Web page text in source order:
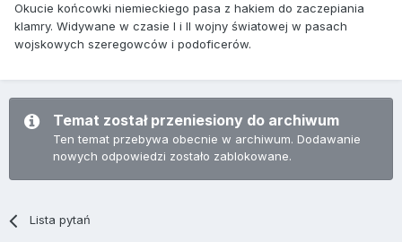
Okucie końcowki niemieckiego pasa z hakiem do zaczepiania
klamry. Widywane w czasie I i II wojny światowej w pasach
wojskowych szeregowców i podoficerów.
Temat został przeniesiony do archiwum
Ten temat przebywa obecnie w archiwum. Dodawanie
nowych odpowiedzi zostało zablokowane.
Lista pytań